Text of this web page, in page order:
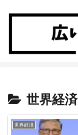
世界経済
世界経済